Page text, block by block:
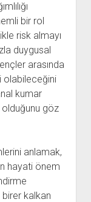
bir rol
risk almayı
duygusal
arasında
olabileceğini
kumar
olduğunu göz
anlamak,
hayati önem
birer kalkan